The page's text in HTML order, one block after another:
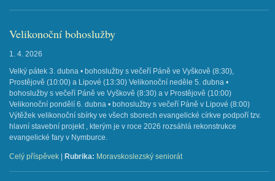
Velikonoční bohoslužby
1. 4. 2026
Velký pátek 3. dubna • bohoslužby s večeří Páně ve Vyškově (8:30),
Prostějově (10:00) a Lipové (13:30) Velikonoční neděle 5. dubna •
bohoslužby s večeří Páně ve Vyškově (8:30) a v Prostějově (10:00)
Velikonoční pondělí 6. dubna • bohoslužby s večeří Páně v Lipové (8:00)
Výtěžek velikonoční sbírky ve všech sborech evangelické církve podpoří tzv.
hlavní stavební projekt , kterým je v roce 2026 rozsáhlá rekonstrukce
evangelické fary v Nymburce.
Celý příspěvek Rubrika: Moravskoslezský seniorát